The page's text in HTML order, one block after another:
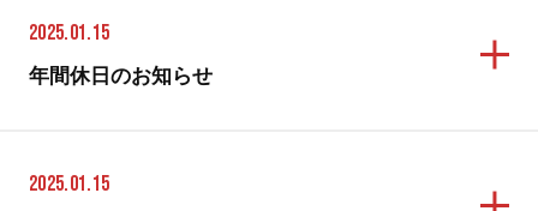
2025.01.15
年間休日のお知らせ
2025.01.15